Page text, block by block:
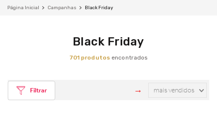
Campanhas Black Friday
Black Friday
701 produtos
Filtrar mais vendidos